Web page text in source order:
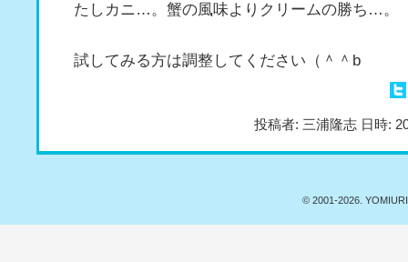
たしカニ…。蟹の風味よりクリームの勝ち…。
試してみる方は調整してください（＾＾b
投稿者: 三浦隆志 日時:
© 2001-2026.